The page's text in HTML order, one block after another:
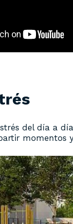
del día a
momentos